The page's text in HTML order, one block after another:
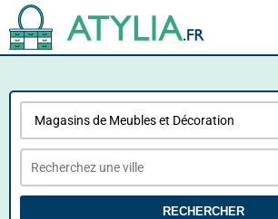
RECHERCHER